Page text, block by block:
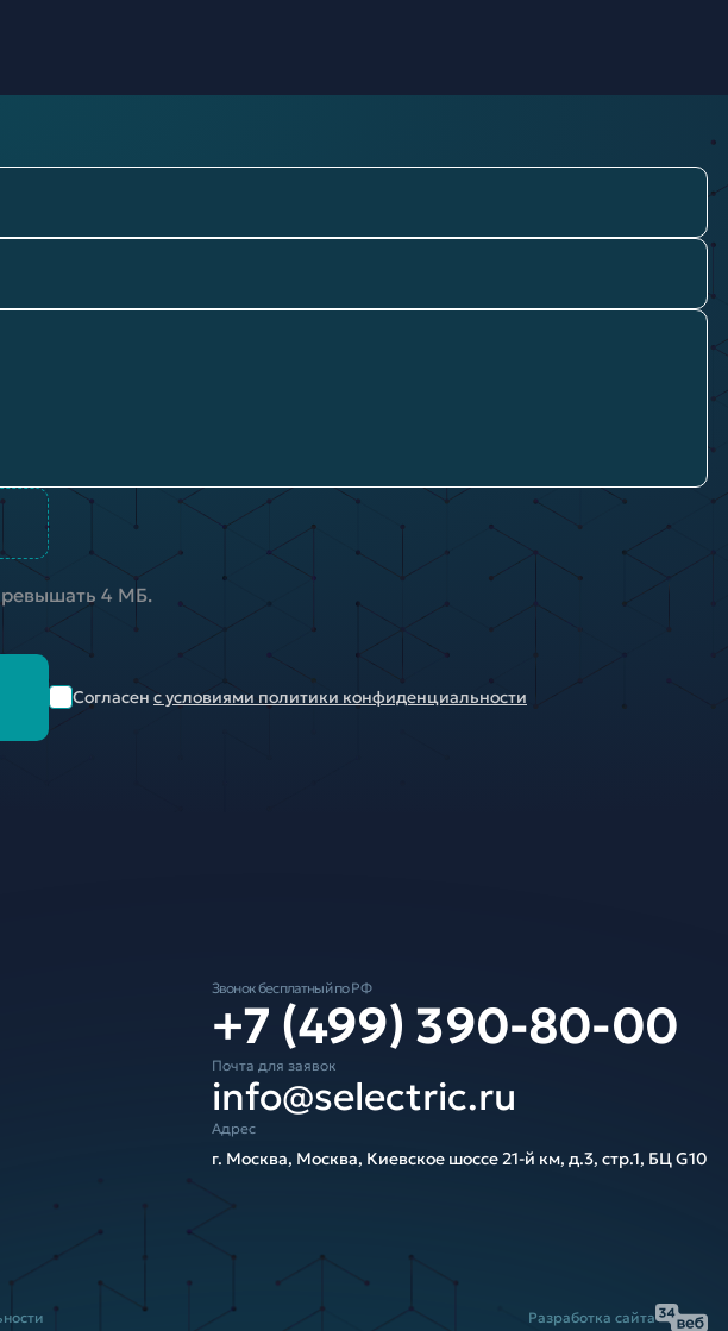
4 МБ.
Согласен с условиями политики конфиденциальности
Звонок бесплатный по РФ
+7 (499) 390-80-00
Почта для заявок
info@selectric.ru
Адрес
г. Москва, Москва, Киевское шоссе 21-й км, д.3, стр.1, БЦ G10
Разработка сайта